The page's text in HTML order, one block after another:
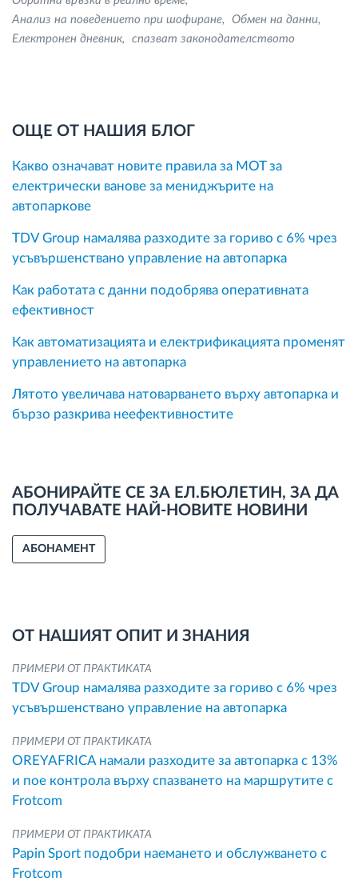
Анализ на поведението при шофиране
Обмен на данни
Електронен дневник
спазват законодателството
ОЩЕ ОТ НАШИЯ БЛОГ
Какво означават новите правила за MOT за
електрически ванове за мениджърите на
автопаркове
TDV Group намалява разходите за гориво с 6% чрез
усъвършенствано управление на автопарка
Как работата с данни подобрява оперативната
ефективност
Как автоматизацията и електрификацията променят
управлението на автопарка
Лятото увеличава натоварването върху автопарка и
бързо разкрива неефективностите
АБОНИРАЙТЕ СЕ ЗА ЕЛ.БЮЛЕТИН, ЗА ДА
ПОЛУЧАВАТЕ НАЙ-НОВИТЕ НОВИНИ
АБОНАМЕНТ
ОТ НАШИЯТ ОПИТ И ЗНАНИЯ
ПРИМЕРИ ОТ ПРАКТИКАТА
TDV Group намалява разходите за гориво с 6% чрез
усъвършенствано управление на автопарка
ПРИМЕРИ ОТ ПРАКТИКАТА
OREYAFRICA намали разходите за автопарка с 13%
и пое контрола върху спазването на маршрутите с
Frotcom
ПРИМЕРИ ОТ ПРАКТИКАТА
Papin Sport подобри наемането и обслужването с
Frotcom